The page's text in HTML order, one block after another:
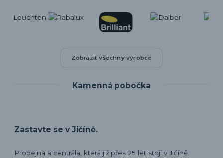
Zobrazit všechny výrobce
Kamenná pobočka
Zastavte se v Jičíně.
Prodejna a centrála, která již přes 25 let stojí v Jičíně.